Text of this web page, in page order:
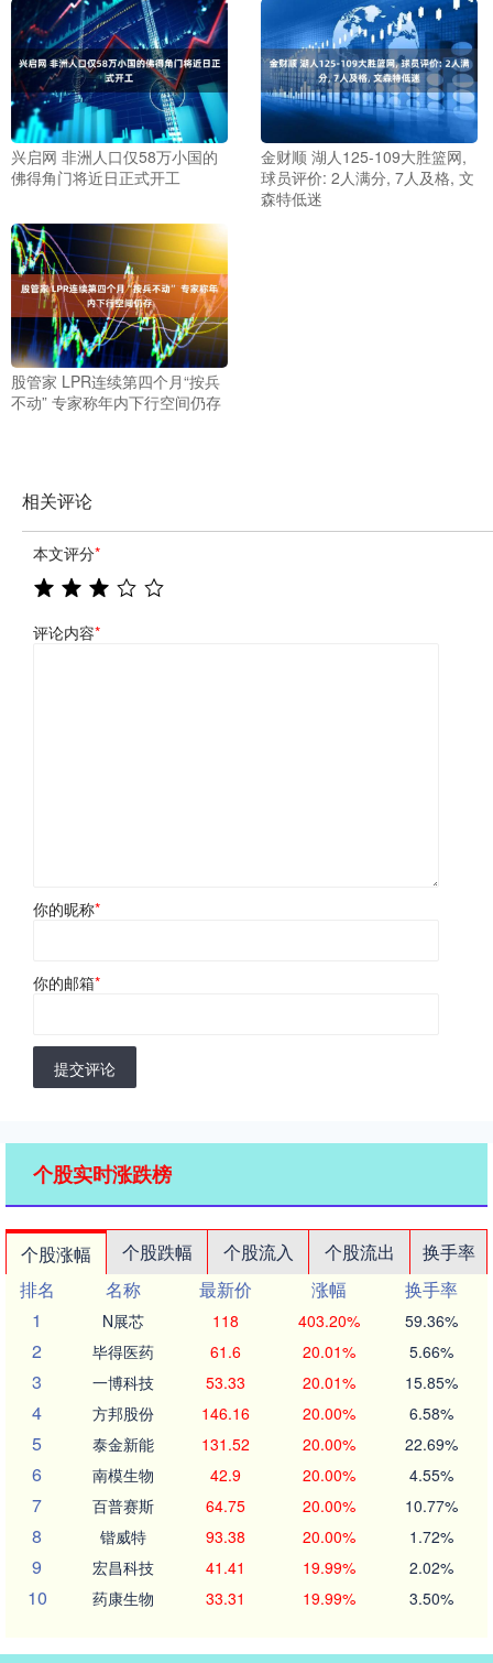
兴启网 非洲人口仅58万小国的
佛得角门将近日正式开工
金财顺 湖人125-109大胜篮网,
球员评价: 2人满分, 7人及格, 文
森特低迷
股管家 LPR连续第四个月“按兵
不动” 专家称年内下行空间仍存
相关评论
本文评分*
评论内容*
你的昵称*
你的邮箱*
提交评论
个股实时涨跌榜
个股涨幅 个股跌幅 个股流入 个股流出
换手率
排名
名称 最新价 涨幅
换手率
1
N展芯 118 403.20% 59.36%
2 毕得医药 61.6 20.01% 5.66%
3 一博科技 53.33 20.01% 15.85%
4 方邦股份 146.16 20.00% 6.58%
5 泰金新能 131.52 20.00% 22.69%
6 南模生物 42.9 20.00% 4.55%
7 百普赛斯 64.75 20.00% 10.77%
8 锴威特 93.38 20.00% 1.72%
9 宏昌科技 41.41 19.99% 2.02%
10 药康生物 33.31 19.99% 3.50%